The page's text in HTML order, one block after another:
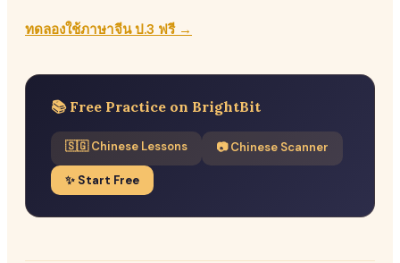
ทดลองใช้ภาษาจีน ป.3 ฟรี →
📚 Free Practice on BrightBit
🇸🇬 Chinese Lessons 📷 Chinese Scanner
✨ Start Free